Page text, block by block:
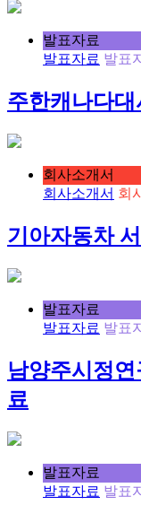
발표자료
발표자료 발표
주한캐나다
회사소개서
회사소개서 회
기아자동차
발표자료
발표자료 발표
남양주시정
료
발표자료
발표자료 발표